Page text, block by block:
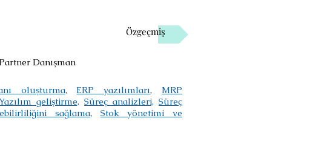
Özgeçmiş
Danışman
oluşturma, ERP yazılımları, MRP
geliştirme, Süreç analizleri, Süreç
sağlama, Stok yönetimi ve